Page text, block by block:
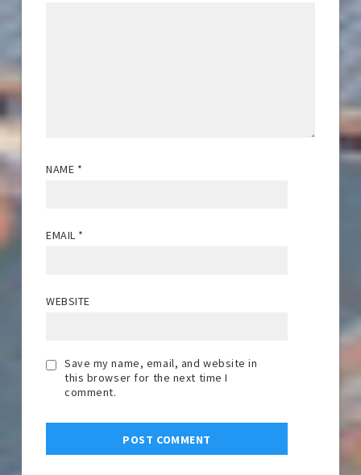
NAME *
EMAIL *
WEBSITE
Save my name, email, and website in
this browser for the next time I
comment.